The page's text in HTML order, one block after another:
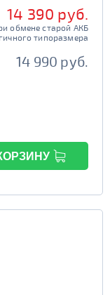
14 390 руб.
обмене старой АКБ
типоразмера
14 990 руб.